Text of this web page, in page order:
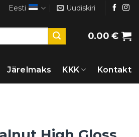
Eesti Uudiskiri
0.00€
Järelmaks KKK Kontakt